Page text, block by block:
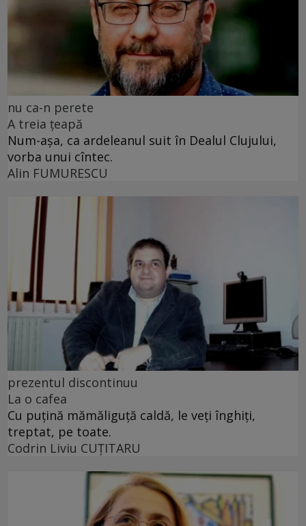
nu ca-n perete
A treia țeapă
Num-așa, ca ardeleanul suit în Dealul Clujului,
vorba unui cîntec.
Alin FUMURESCU
prezentul discontinuu
La o cafea
Cu puţină mămăliguţă caldă, le veţi înghiţi,
treptat, pe toate.
Codrin Liviu CUŢITARU